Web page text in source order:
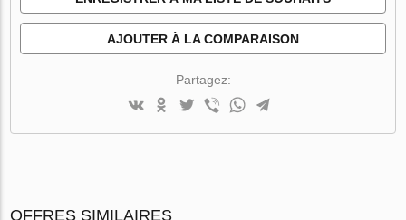
AJOUTER À LA COMPARAISON
Partagez:
OFFRES SIMILAIRES